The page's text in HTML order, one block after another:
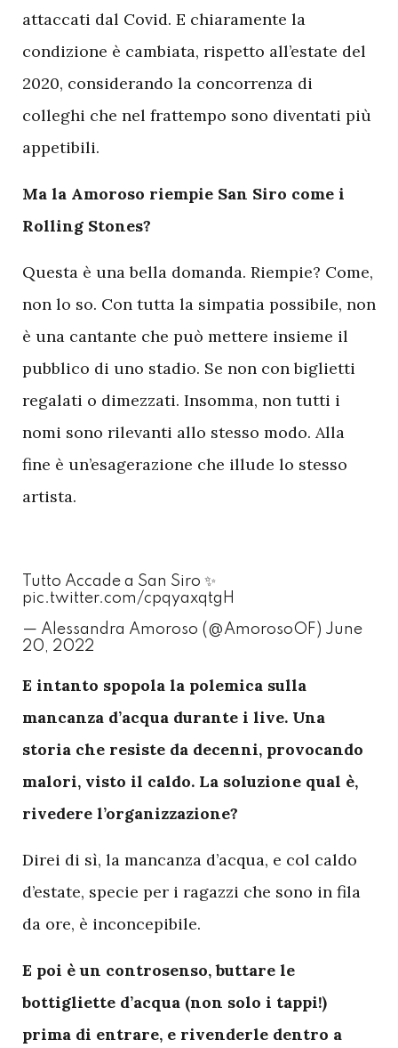
attaccati dal Covid. E chiaramente la
condizione è cambiata, rispetto all’estate del
2020, considerando la concorrenza di
colleghi che nel frattempo sono diventati più
appetibili.
Ma la Amoroso riempie San Siro come i
Rolling Stones?
Questa è una bella domanda. Riempie? Come,
non lo so. Con tutta la simpatia possibile, non
è una cantante che può mettere insieme il
pubblico di uno stadio. Se non con biglietti
regalati o dimezzati. Insomma, non tutti i
nomi sono rilevanti allo stesso modo. Alla
fine è un’esagerazione che illude lo stesso
artista.
Tutto Accade a San Siro ✨
pic.twitter.com/cpqyaxqtgH
— Alessandra Amoroso (@AmorosoOF) June
20, 2022
E intanto spopola la polemica sulla
mancanza d’acqua durante i live. Una
storia che resiste da decenni, provocando
malori, visto il caldo. La soluzione qual è,
rivedere l’organizzazione?
Direi di sì, la mancanza d’acqua, e col caldo
d’estate, specie per i ragazzi che sono in fila
da ore, è inconcepibile.
E poi è un controsenso, buttare le
bottigliette d’acqua (non solo i tappi!)
prima di entrare, e rivenderle dentro a